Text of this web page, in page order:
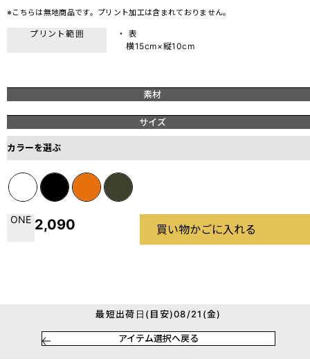
※こちらは無地商品です。プリント加工は含まれておりません。
プリント範囲
・ 表
横15cm×縦10cm
素材
サイズ
カラーを選ぶ
ONE 2,090 買い物かごに入れる
最短出荷日(目安)08/21(金)
アイテム選択へ戻る